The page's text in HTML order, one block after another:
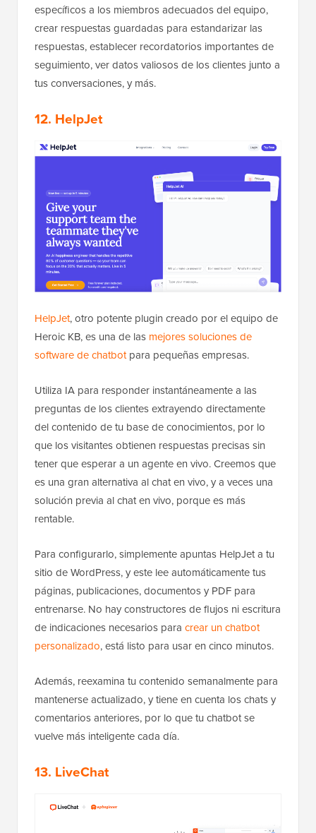
específicos a los miembros adecuados del equipo,
crear respuestas guardadas para estandarizar las
respuestas, establecer recordatorios importantes de
seguimiento, ver datos valiosos de los clientes junto a
tus conversaciones, y más.
12. HelpJet
HelpJet, otro potente plugin creado por el equipo de
Heroic KB, es una de las mejores soluciones de
software de chatbotpara pequeñas empresas.
Utiliza IA para responder instantáneamente a las
preguntas de los clientes extrayendo directamente
del contenido de tu base de conocimientos, por lo
que los visitantes obtienen respuestas precisas sin
tener que esperar a un agente en vivo. Creemos que
es una gran alternativa al chat en vivo, y a veces una
solución previa al chat en vivo, porque es más
rentable.
Para configurarlo, simplemente apuntas HelpJet a tu
sitio de WordPress, y este lee automáticamente tus
páginas, publicaciones, documentos y PDF para
entrenarse. No hay constructores de flujos ni escritura
de indicaciones necesarios para crear un chatbot
personalizado, está listo para usar en cinco minutos.
Además, reexamina tu contenido semanalmente para
mantenerse actualizado, y tiene en cuenta los chats y
comentarios anteriores, por lo que tu chatbot se
vuelve más inteligente cada día.
13. LiveChat